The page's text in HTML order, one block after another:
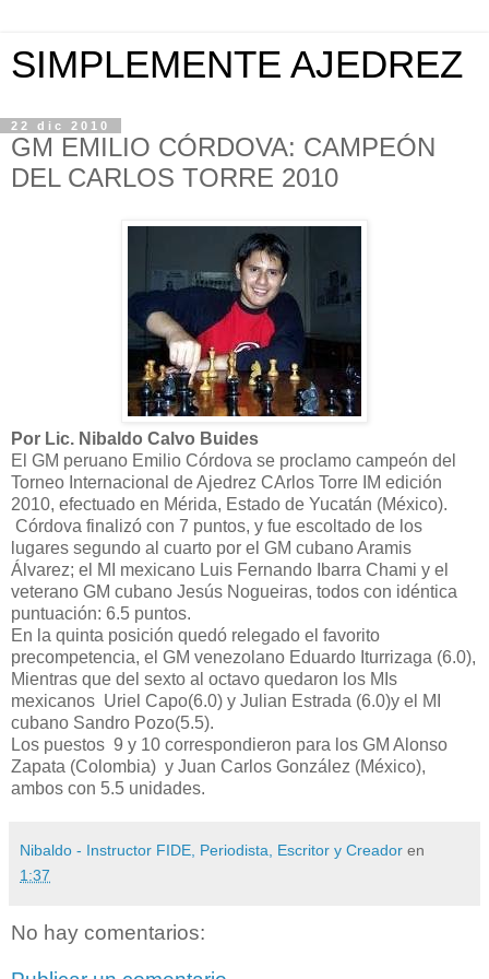
SIMPLEMENTE AJEDREZ
22 dic 2010
GM EMILIO CÓRDOVA: CAMPEÓN
DEL CARLOS TORRE 2010
Por Lic. Nibaldo Calvo Buides
El GM peruano Emilio Córdova se proclamo campeón del
Torneo Internacional de Ajedrez CArlos Torre IM edición
2010, efectuado en Mérida, Estado de Yucatán (México).
Córdova finalizó con 7 puntos, y fue escoltado de los
lugares segundo al cuarto por el GM cubano Aramis
Álvarez; el MI mexicano Luis Fernando Ibarra Chami y el
veterano GM cubano Jesús Nogueiras, todos con idéntica
puntuación: 6.5 puntos.
En la quinta posición quedó relegado el favorito
precompetencia, el GM venezolano Eduardo Iturrizaga (6.0),
Mientras que del sexto al octavo quedaron los MIs
mexicanos Uriel Capo(6.0) y Julian Estrada (6.0)y el MI
cubano Sandro Pozo(5.5).
Los puestos 9 y 10 correspondieron para los GM Alonso
Zapata (Colombia) y Juan Carlos González (México),
ambos con 5.5 unidades.
Nibaldo - Instructor FIDE, Periodista, Escritor y Creador en
1:37
No hay comentarios: